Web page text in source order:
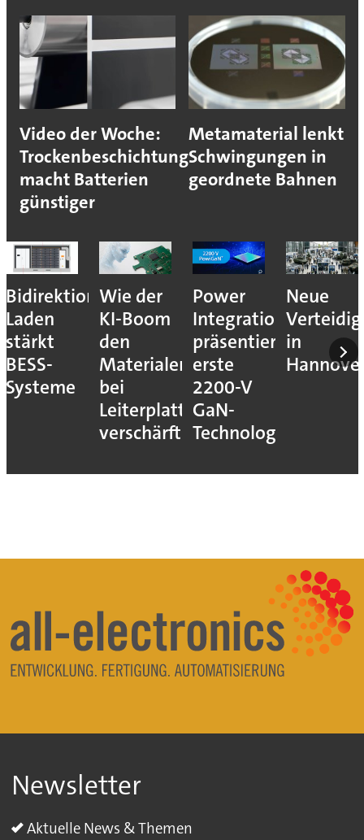
Video der Woche:
Trockenbeschichtung
macht Batterien
günstiger
Metamaterial lenkt
Schwingungen in
geordnete Bahnen
Bidirektionales
Laden
stärkt
BESS-
Systeme
Wie der
KI-Boom
den
Materialengpass
bei
Leiterplatten
verschärft
Power
Integrations
präsentiert
erste
2200-V
GaN-
Technologie
Neue
in
Newsletter
Aktuelle News & Themen